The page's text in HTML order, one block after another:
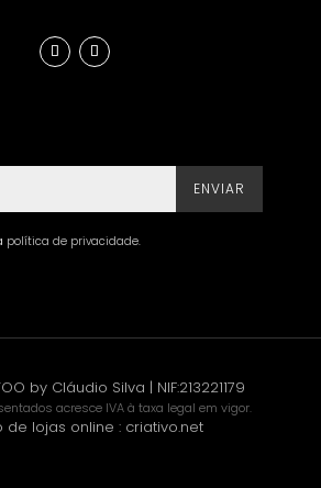
ENVIAR
política de privacidade.
by Cláudio Silva | NIF:213221179
acresce IVA à taxa legal em vigor.
de lojas online : criativo.net